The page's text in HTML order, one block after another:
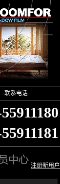
联系电话
注册新用户